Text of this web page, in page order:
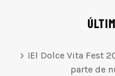
¡El Dolce Vita Fest
parte de